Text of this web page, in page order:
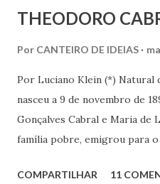
THEODORO
Por CANTEIRO DE IDEIAS
Por Luciano Klein (*) Natural
nasceu a 9 de novembro de
Gonçalves Cabral e Maria de
família pobre, emigrou para
nos estudos, adquiriu
COMPARTILHAR 11